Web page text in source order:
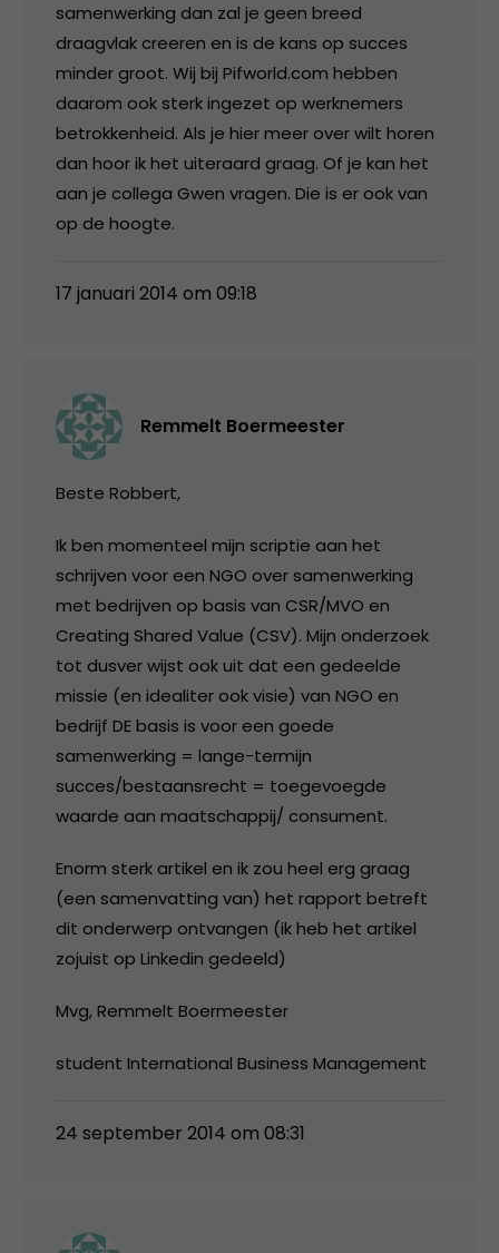
samenwerking dan zal je geen breed
draagvlak creeren en is de kans op succes
minder groot. Wij bij Pifworld.com hebben
daarom ook sterk ingezet op werknemers
betrokkenheid. Als je hier meer over wilt horen
dan hoor ik het uiteraard graag. Of je kan het
aan je collega Gwen vragen. Die is er ook van
op de hoogte.
17 januari 2014 om 09:18
Remmelt Boermeester
Beste Robbert,
Ik ben momenteel mijn scriptie aan het
schrijven voor een NGO over samenwerking
met bedrijven op basis van CSR/MVO en
Creating Shared Value (CSV). Mijn onderzoek
tot dusver wijst ook uit dat een gedeelde
missie (en idealiter ook visie) van NGO en
bedrijf DE basis is voor een goede
samenwerking = lange-termijn
succes/bestaansrecht = toegevoegde
waarde aan maatschappij/ consument.
Enorm sterk artikel en ik zou heel erg graag
(een samenvatting van) het rapport betreft
dit onderwerp ontvangen (ik heb het artikel
zojuist op Linkedin gedeeld)
Mvg, Remmelt Boermeester
student International Business Management
24 september 2014 om 08:31